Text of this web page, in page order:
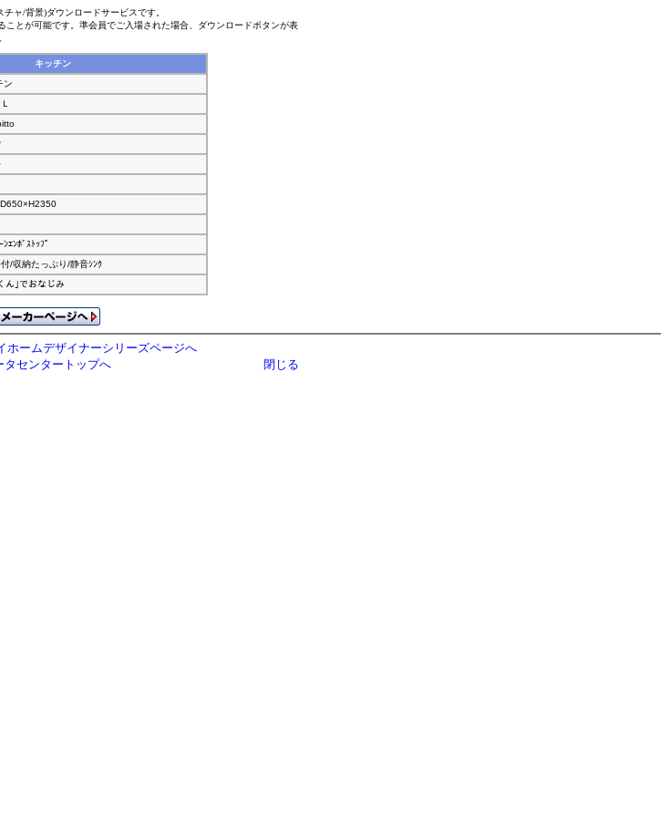
ャ/背景)ダウンロードサービスです。
とが可能です。準会員でご入場された場合、ダウンロードボタンが表
キッチン
ン
ﾝｴﾝﾎﾞｽﾄｯﾌﾟ
付/収納たっぷり/静音ｼﾝｸ
ん｣でおなじみ
ホームデザイナーシリーズページへ
タセンタートップへ
閉じる